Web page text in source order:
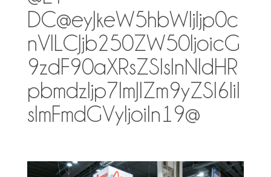
DC@eyJkeW5hbWljIjp0c
nVlLCJjb250ZW50IjoicG
9zdF90aXRsZSIsInNldHR
pbmdzIjp7ImJlZm9yZSI6IiI
sImFmdGVyIjoiIn19@